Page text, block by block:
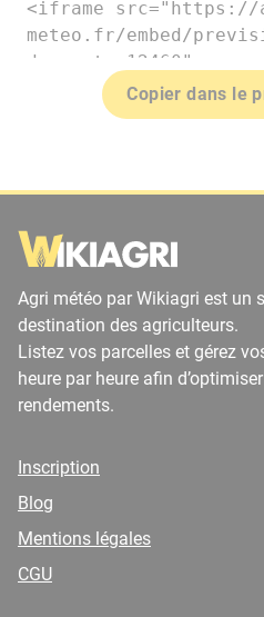
Copier dans le
Agri météo par Wikiagri est un
destination des agriculteurs.
Listez vos parcelles et gérez
heure par heure afin
rendements.
Inscription
Blog
Mentions légales
CGU